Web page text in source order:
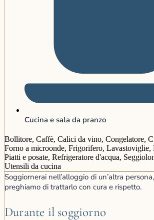
Cucina e sala da pranzo
Bollitore, Caffè, Calici da vino, Congelatore,
Forno a microonde, Frigorifero, Lavastoviglie,
Piatti e posate, Refrigeratore d'acqua,
Utensili da cucina
Soggiornerai nell’alloggio di un’altra
preghiamo di trattarlo con cura e rispetto.
Durante il soggiorno